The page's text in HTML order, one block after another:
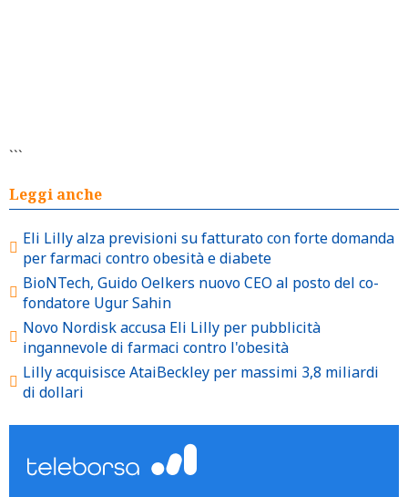
```
Leggi anche
Eli Lilly alza previsioni su fatturato con forte domanda
per farmaci contro obesità e diabete
BioNTech, Guido Oelkers nuovo CEO al posto del co-
fondatore Ugur Sahin
Novo Nordisk accusa Eli Lilly per pubblicità
ingannevole di farmaci contro l'obesità
Lilly acquisisce AtaiBeckley per massimi 3,8 miliardi
di dollari